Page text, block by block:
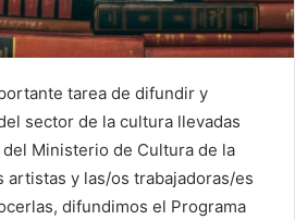
tarea de difundir y
sector de la cultura llevadas
Ministerio de Cultura de la
artistas y las/os trabajadoras/es
difundimos el Programa